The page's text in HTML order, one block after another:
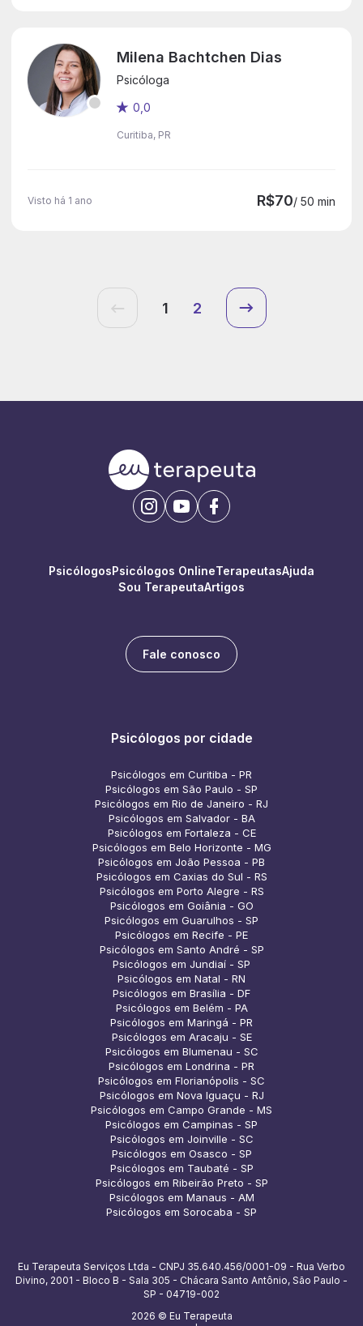
Milena Bachtchen Dias
Psicóloga
0,0
Curitiba, PR
Visto há 1 ano R$70/ 50 min
1 2
PsicólogosPsicólogos OnlineTerapeutasAjuda
Sou TerapeutaArtigos
Fale conosco
Psicólogos por cidade
Psicólogos em Curitiba - PR
Psicólogos em São Paulo - SP
Psicólogos em Rio de Janeiro - RJ
Psicólogos em Salvador - BA
Psicólogos em Fortaleza - CE
Psicólogos em Belo Horizonte - MG
Psicólogos em João Pessoa - PB
Psicólogos em Caxias do Sul - RS
Psicólogos em Porto Alegre - RS
Psicólogos em Goiânia - GO
Psicólogos em Guarulhos - SP
Psicólogos em Recife - PE
Psicólogos em Santo André - SP
Psicólogos em Jundiaí - SP
Psicólogos em Natal - RN
Psicólogos em Brasília - DF
Psicólogos em Belém - PA
Psicólogos em Maringá - PR
Psicólogos em Aracaju - SE
Psicólogos em Blumenau - SC
Psicólogos em Londrina - PR
Psicólogos em Florianópolis - SC
Psicólogos em Nova Iguaçu - RJ
Psicólogos em Campo Grande - MS
Psicólogos em Campinas - SP
Psicólogos em Joinville - SC
Psicólogos em Osasco - SP
Psicólogos em Taubaté - SP
Psicólogos em Ribeirão Preto - SP
Psicólogos em Manaus - AM
Psicólogos em Sorocaba - SP
Eu Terapeuta Serviços Ltda - CNPJ 35.640.456/0001-09 - Rua Verbo
Divino, 2001 - Bloco B - Sala 305 - Chácara Santo Antônio, São Paulo -
SP - 04719-002
2026 © Eu Terapeuta